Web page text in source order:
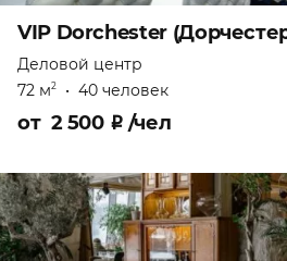
VIP Dorchester
Деловой центр
72 м2 • 40 человек
от 2 500 ₽ /чел